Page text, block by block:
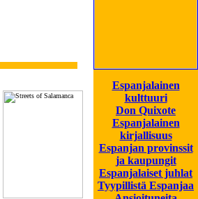
Espanjalainen
kulttuuri
Don Quixote
Espanjalainen
kirjallisuus
Espanjan provinssit
ja kaupungit
Espanjalaiset juhlat
Tyypillistä Espanjaa